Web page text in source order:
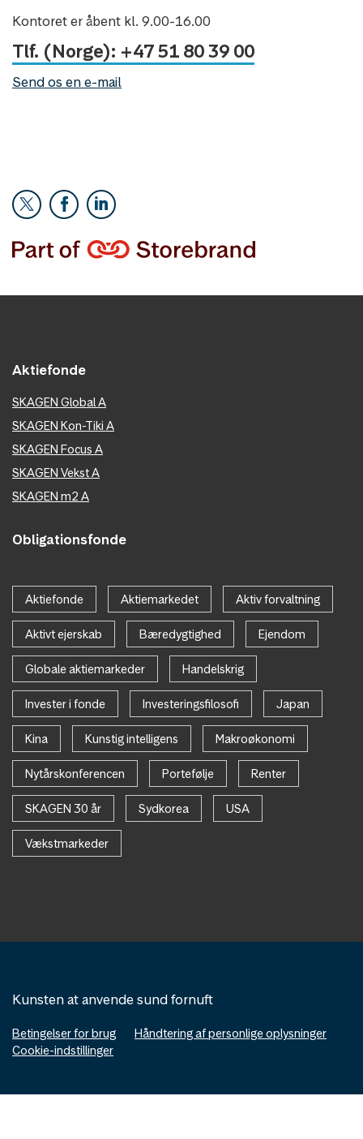
Kontoret er åbent kl. 9.00-16.00
Tlf. (Norge): +47 51 80 39 00
Send os en e-mail
Aktiefonde
SKAGEN Global A
SKAGEN Kon-Tiki A
SKAGEN Focus A
SKAGEN Vekst A
SKAGEN m2 A
Obligationsfonde
Aktiefonde Aktiemarkedet Aktiv forvaltning
Aktivt ejerskab Bæredygtighed Ejendom
Globale aktiemarkeder Handelskrig
Invester i fonde Investeringsfilosofi Japan
Kina Kunstig intelligens Makroøkonomi
Nytårskonferencen Portefølje Renter
SKAGEN 30 år Sydkorea USA
Vækstmarkeder
Kunsten at anvende sund fornuft
Betingelser for brug
Håndtering af personlige oplysninger
Cookie-indstillinger